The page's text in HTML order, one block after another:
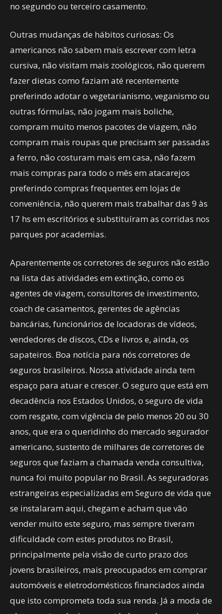
no segundo ou terceiro casamento.
Outras mudanças de hábitos curiosas: Os
americanos não sabem mais escrever com letra
cursiva, não visitam mais zoológicos, não querem
fazer dietas como faziam até recentemente
preferindo adotar o vegetarianismo, veganismo ou
outras fórmulas, não jogam mais boliche,
compram muito menos pacotes de viagem, não
compram mais roupas que precisam ser passadas
a ferro, não costuram mais em casa, não fazem
mais compras para todo o mês em atacarejos
preferindo compras frequentes em lojas de
conveniência, não querem mais trabalhar das 9 às
17 hs em escritórios e substituíram as corridas nos
parques por academias.
Aparentemente os corretores de seguros não estão
na lista das atividades em extinção, como os
agentes de viagem, consultores de investimento,
coach de casamentos, gerentes de agências
bancárias, funcionários de locadoras de vídeos,
vendedores de discos, CDs e livros e, ainda, os
sapateiros. Boa notícia para nós corretores de
seguros brasileiros. Nossa atividade ainda tem
espaço para atuar e crescer. O seguro que está em
decadência nos Estados Unidos, o seguro de vida
com resgate, com vigência de pelo menos 20 ou 30
anos, que era o queridinho do mercado segurador
americano, sustento de milhares de corretores de
seguros que faziam a chamada venda consultiva,
nunca foi muito popular no Brasil. As seguradoras
estrangeiras especializadas em Seguro de vida que
se instalaram aqui, chegam e acham que vão
vender muito este seguro, mas sempre tiveram
dificuldade com estes produtos no Brasil,
principalmente pela visão de curto prazo dos
jovens brasileiros, mais preocupados em comprar
automóveis e eletrodomésticos financiados ainda
que isto comprometa toda sua renda. Já a moda de